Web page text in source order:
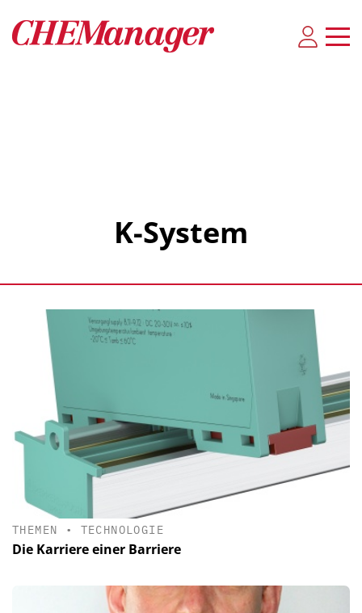
K-System
THEMEN • TECHNOLOGIE
Die Karriere einer Barriere